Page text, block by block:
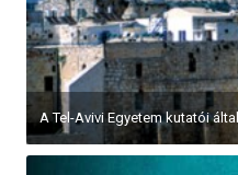
A Tel-Avivi Egyetem kutatói